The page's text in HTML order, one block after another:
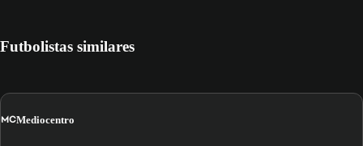
Futbolistas similares
MCMediocentro